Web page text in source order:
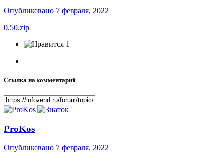
Опубликовано 7 февраля, 2022
0.50.zip
1
Ссылка на комментарий
ProKos
Опубликовано 7 февраля, 2022